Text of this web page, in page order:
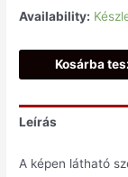
Availability:
Kosárba
Leírás
A képen látható